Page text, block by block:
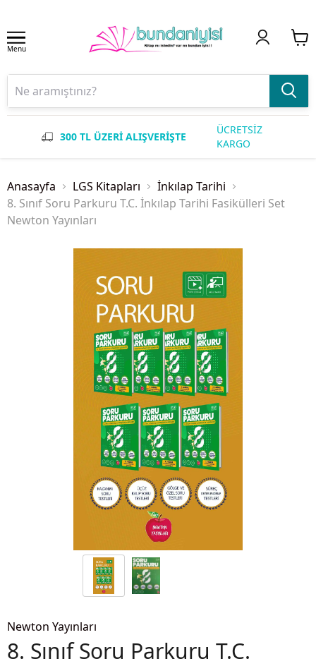
Menu
300 TL ÜZERİ ALIŞVERİŞTE
ÜCRETSİZ
KARGO
Anasayfa LGS Kitapları
İnkılap Tarihi
8. Sınıf Soru Parkuru T.C. İnkılap Tarihi Fasikülleri Set
Newton Yayınları
Newton Yayınları
8. Sınıf Soru Parkuru T.C.